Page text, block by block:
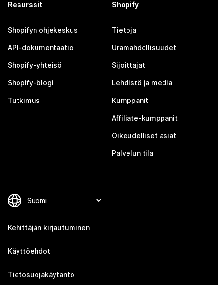
Resurssit
Shopifyn ohjekeskus
API-dokumentaatio
Shopify-yhteisö
Shopify-blogi
Tutkimus
Shopify
Tietoja
Uramahdollisuudet
Sijoittajat
Lehdistö ja media
Kumppanit
Affiliate-kumppanit
Oikeudelliset asiat
Palvelun tila
Kehittäjän kirjautuminen
Käyttöehdot
Tietosuojakäytäntö